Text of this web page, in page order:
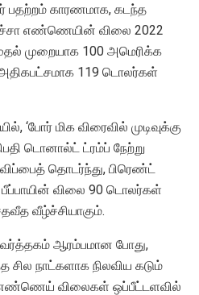
பதற்றம் காரணமாக, கடந்த
எண்ணெயின் விலை 2022
முறையாக 100 அமெரிக்க
119 டொலர்கள்
மிக விரைவில் முடிவுக்கு
டொனால்ட் ட்ரம்ப் நேற்று
தொடர்ந்து, பிரெண்ட்
விலை 90 டொலர்கள்
வீழ்ச்சியாகும்.
ஆரம்பமான போது,
சில நாட்களாக நிலவிய கடும்
எண்ணெய் விலைகள் ஒப்பீட்டளவில்